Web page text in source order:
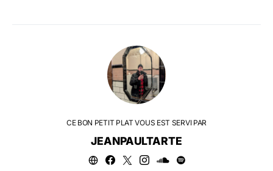
CE BON PETIT PLAT VOUS EST SERVI PAR
JEANPAULTARTE